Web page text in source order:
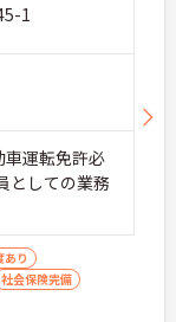
1
運転免許必
としての業務
あり
社会保険完備